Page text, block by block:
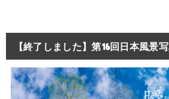
【終了しました】第16回日本風景